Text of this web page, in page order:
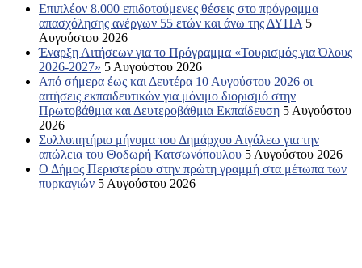
Επιπλέον 8.000 επιδοτούμενες θέσεις στο πρόγραμμα
απασχόλησης ανέργων 55 ετών και άνω της ΔΥΠΑ 5
Αυγούστου 2026
Έναρξη Αιτήσεων για το Πρόγραμμα «Τουρισμός για Όλους
2026-2027» 5 Αυγούστου 2026
Από σήμερα έως και Δευτέρα 10 Αυγούστου 2026 οι
αιτήσεις εκπαιδευτικών για μόνιμο διορισμό στην
Πρωτοβάθμια και Δευτεροβάθμια Εκπαίδευση 5 Αυγούστου
2026
Συλλυπητήριο μήνυμα του Δημάρχου Αιγάλεω για την
απώλεια του Θοδωρή Κατσωνόπουλου 5 Αυγούστου 2026
Ο Δήμος Περιστερίου στην πρώτη γραμμή στα μέτωπα των
πυρκαγιών 5 Αυγούστου 2026